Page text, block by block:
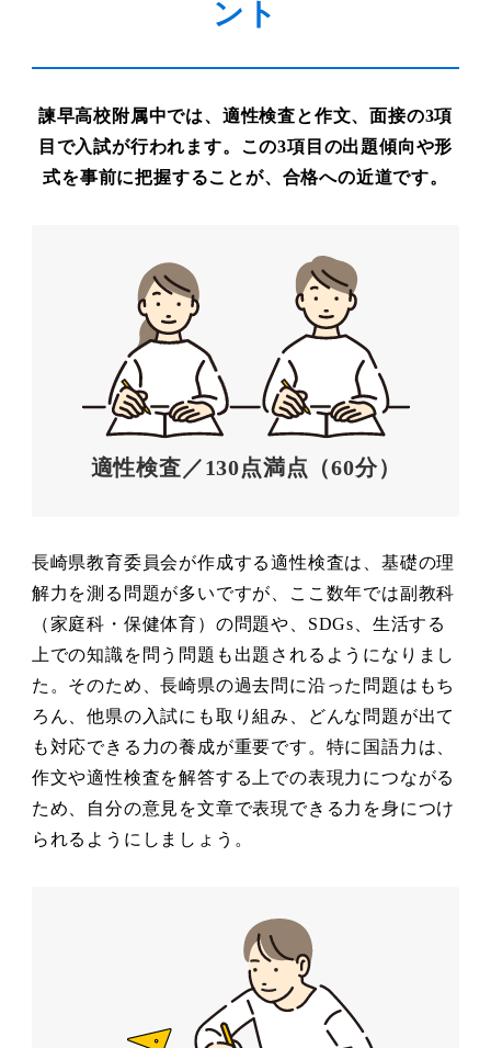
ント
諫早高校附属中では、適性検査と作文、面接の3項
目で入試が行われます。 この3項目の出題傾向や形
式を事前に把握することが、合格への近道です。
適性検査／130点満点（60分）
長崎県教育委員会が作成する適性検査は、基礎の理
解力を測る問題が多いですが、ここ数年では副教科
（家庭科・保健体育）の問題や、SDGs、生活する
上での知識を問う問題も出題されるようになりまし
た。そのため、長崎県の過去問に沿った問題はもち
ろん、他県の入試にも取り組み、どんな問題が出て
も対応できる力の養成が重要です。特に国語力は、
作文や適性検査を解答する上での表現力につながる
ため、自分の意見を文章で表現できる力を身につけ
られるようにしましょう。